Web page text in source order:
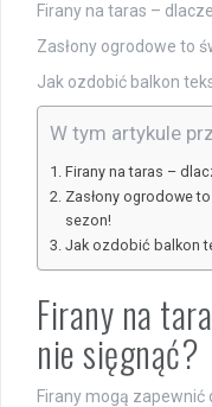
Firany na taras –
Zasłony ogrodowe to
Jak ozdobić balkon
W tym artykule
Firany na taras –
Zasłony ogrodowe
sezon!
Jak ozdobić balkon
Firany na
nie sięgnąć?
Firany mogą zapewnić